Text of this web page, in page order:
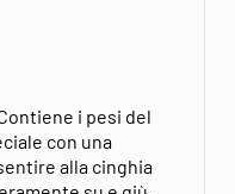
i pesi del
con una
alla cinghia